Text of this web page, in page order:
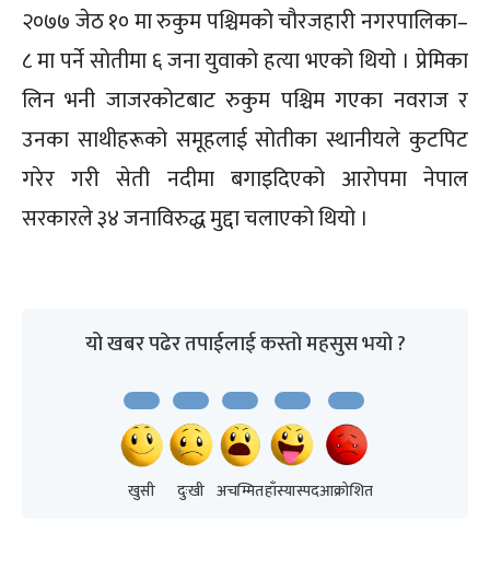
२०७७ जेठ १० मा रुकुम पश्चिमको चौरजहारी नगरपालिका–
८ मा पर्ने सोतीमा ६ जना युवाको हत्या भएको थियो । प्रेमिका
लिन भनी जाजरकोटबाट रुकुम पश्चिम गएका नवराज र
उनका साथीहरूको समूहलाई सोतीका स्थानीयले कुटपिट
गरेर गरी सेती नदीमा बगाइदिएको आरोपमा नेपाल
सरकारले ३४ जनाविरुद्ध मुद्दा चलाएको थियो ।
यो खबर पढेर तपाईलाई कस्तो महसुस भयो ?
खुसी दुःखी अचम्मितहाँस्यास्पदआक्रोशित